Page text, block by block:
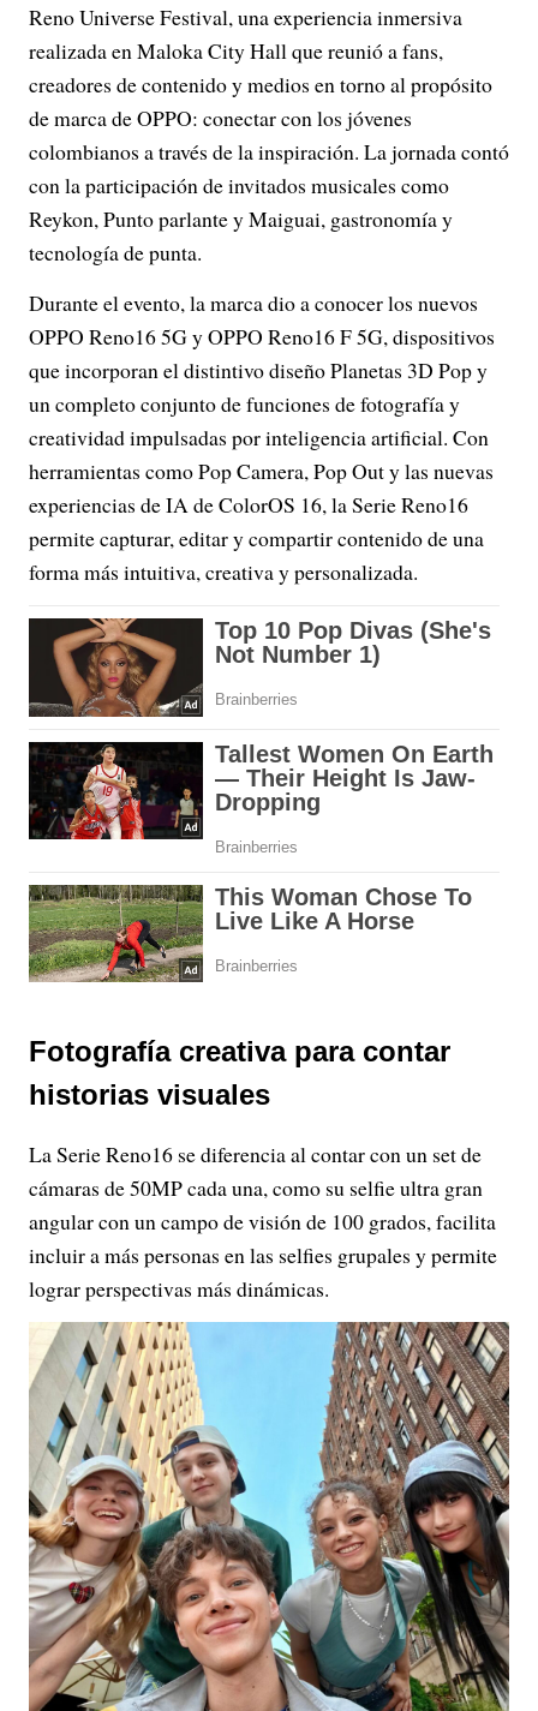
Reno Universe Festival, una experiencia inmersiva
realizada en Maloka City Hall que reunió a fans,
creadores de contenido y medios en torno al propósito
de marca de OPPO: conectar con los jóvenes
colombianos a través de la inspiración. La jornada contó
con la participación de invitados musicales como
Reykon, Punto parlante y Maiguai, gastronomía y
tecnología de punta.
Durante el evento, la marca dio a conocer los nuevos
OPPO Reno16 5G y OPPO Reno16 F 5G, dispositivos
que incorporan el distintivo diseño Planetas 3D Pop y
un completo conjunto de funciones de fotografía y
creatividad impulsadas por inteligencia artificial. Con
herramientas como Pop Camera, Pop Out y las nuevas
experiencias de IA de ColorOS 16, la Serie Reno16
permite capturar, editar y compartir contenido de una
forma más intuitiva, creativa y personalizada.
Fotografía creativa para contar
historias visuales
La Serie Reno16 se diferencia al contar con un set de
cámaras de 50MP cada una, como su selfie ultra gran
angular con un campo de visión de 100 grados, facilita
incluir a más personas en las selfies grupales y permite
lograr perspectivas más dinámicas.